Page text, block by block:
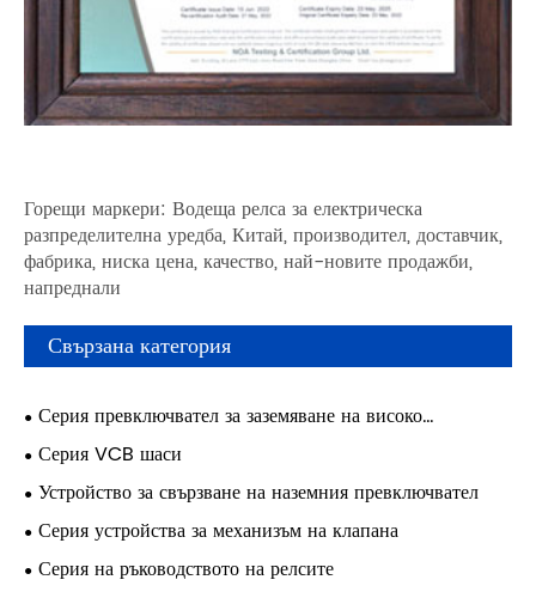
Горещи маркери: Водеща релса за електрическа
разпределителна уредба, Китай, производител, доставчик,
фабрика, ниска цена, качество, най-новите продажби,
напреднали
Свързана категория
Серия превключвател за заземяване на високо
напрежение
Серия VCB шаси
Устройство за свързване на наземния превключвател
Серия устройства за механизъм на клапана
Серия на ръководството на релсите